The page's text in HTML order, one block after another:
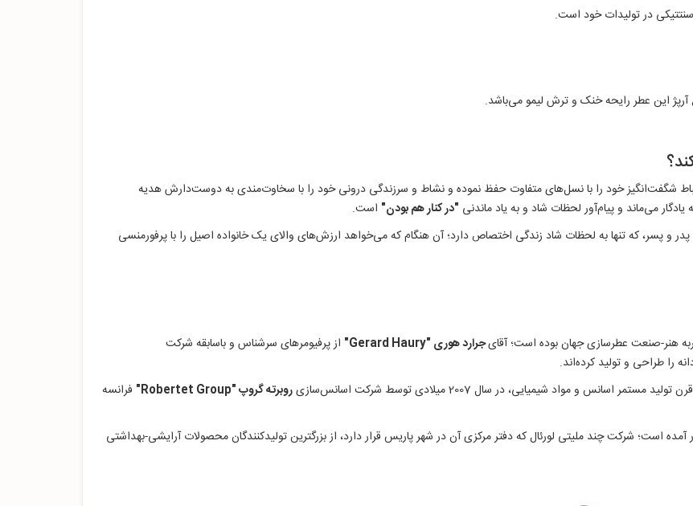
سنتتیکی در تولیدات خود است.
این عطر رایحه خنک و ترش لیمو می‌باشد.
شگفت‌انگیز خود را با نسل‌های متفاوت حفظ نموده و نشاط و سرزندگی درونی خود را با سخاوت‌مندی به دوست‌دارش هدیه
می‌ماند و پیام‌آور لحظات شاد و به یاد ماندنی "در کنار هم بودن" است.
پدر و پسر، که تنها به لحظات شاد زندگی اختصاص دارد؛ آن هنگام که می‌خواهد ارزش‌های والای یک خانواده اصیل را با پرفورمنسی
هنر-صنعت عطرسازی جهان بوده است؛ آقایجرارد هوری "Gerard Haury" از پرفیومرهای سرشناس و باسابقه شرکت
را طراحی و تولید کرده‌اند.
روبرته گروپ "Robertet Group"
فرانسه
آمده است؛ شرکت چند ملیتی لورئال که دفتر مرکزی آن در شهر پاریس قرار دارد، از بزرگترین تولیدکنندگان محصولات آرایشی-بهداشتی